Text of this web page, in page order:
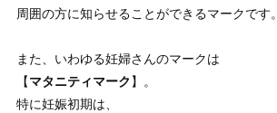
周囲の方に知らせることができるマークです。
また、いわゆる妊婦さんのマークは
【マタニティマーク 】。
特に妊娠初期は、